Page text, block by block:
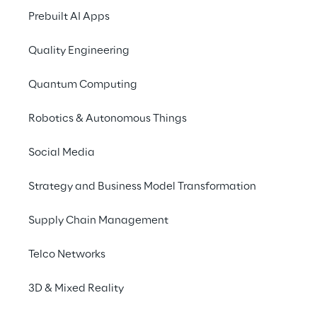
Prebuilt AI Apps
Quality Engineering
Quantum Computing
Robotics & Autonomous Things
Social Media
Strategy and Business Model Transformation
Supply Chain Management
Telco Networks
3D & Mixed Reality
Foco principal
Artificial. As ferramentas de computação